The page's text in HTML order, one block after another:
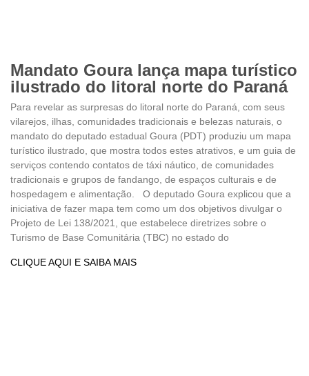
Mandato Goura lança mapa turístico
ilustrado do litoral norte do Paraná
Para revelar as surpresas do litoral norte do Paraná, com seus
vilarejos, ilhas, comunidades tradicionais e belezas naturais, o
mandato do deputado estadual Goura (PDT) produziu um mapa
turístico ilustrado, que mostra todos estes atrativos, e um guia de
serviços contendo contatos de táxi náutico, de comunidades
tradicionais e grupos de fandango, de espaços culturais e de
hospedagem e alimentação. O deputado Goura explicou que a
iniciativa de fazer mapa tem como um dos objetivos divulgar o
Projeto de Lei 138/2021, que estabelece diretrizes sobre o
Turismo de Base Comunitária (TBC) no estado do
CLIQUE AQUI E SAIBA MAIS